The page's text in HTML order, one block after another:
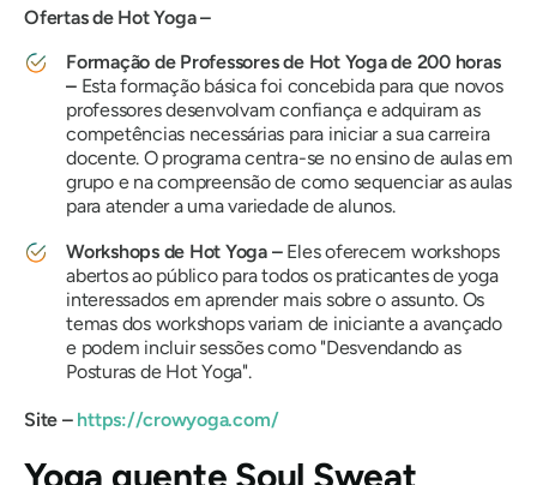
Ofertas de Hot Yoga –
Formação de Professores de Hot Yoga de 200 horas
– Esta formação básica foi concebida para que novos
professores desenvolvam confiança e adquiram as
competências necessárias para iniciar a sua carreira
docente. O programa centra-se no ensino de aulas em
grupo e na compreensão de como sequenciar as aulas
para atender a uma variedade de alunos.
Workshops de Hot Yoga – Eles oferecem workshops
abertos ao público para todos os praticantes de yoga
interessados ​​em aprender mais sobre o assunto. Os
temas dos workshops variam de iniciante a avançado
e podem incluir sessões como "Desvendando as
Posturas de Hot Yoga".
Site –https://crowyoga.com/
Yoga quente Soul Sweat